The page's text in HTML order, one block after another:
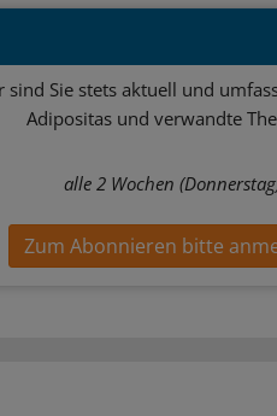
sind Sie stets aktuell und
Adipositas und verwandte
alle 2 Wochen
Zum Abonnieren bitte